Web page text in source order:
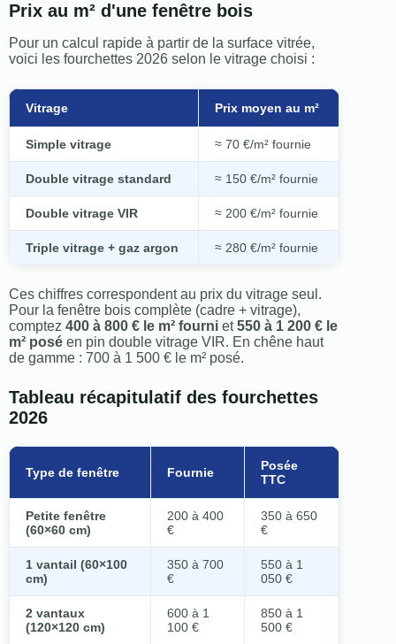
Prix au m² d'une fenêtre bois
Pour un calcul rapide à partir de la surface vitrée,
voici les fourchettes 2026 selon le vitrage choisi :
Vitrage Prix moyen au m²
Simple vitrage ≈ 70 €/m² fournie
Double vitrage standard ≈ 150 €/m² fournie
Double vitrage VIR ≈ 200 €/m² fournie
Triple vitrage + gaz argon ≈ 280 €/m² fournie
Ces chiffres correspondent au prix du vitrage seul.
Pour la fenêtre bois complète (cadre + vitrage),
comptez 400 à 800 € le m² fourni et550 à 1 200 € le
m² posé en pin double vitrage VIR. En chêne haut
de gamme : 700 à 1 500 € le m² posé.
Tableau récapitulatif des fourchettes
2026
Type de fenêtre Fournie
Posée
TTC
Petite fenêtre
(60×60 cm)
200 à 400
€
350 à 650
€
1 vantail (60×100
cm)
350 à 700
€
550 à 1
050 €
2 vantaux
(120×120 cm)
600 à 1
100 €
850 à 1
500 €